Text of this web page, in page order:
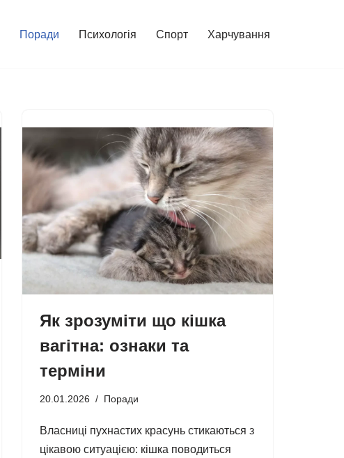
Поради Психологія Спорт Харчування
Як зрозуміти що кішка
вагітна: ознаки та
терміни
20.01.2026 Поради
Власниці пухнастих красунь стикаються з
цікавою ситуацією: кішка поводиться